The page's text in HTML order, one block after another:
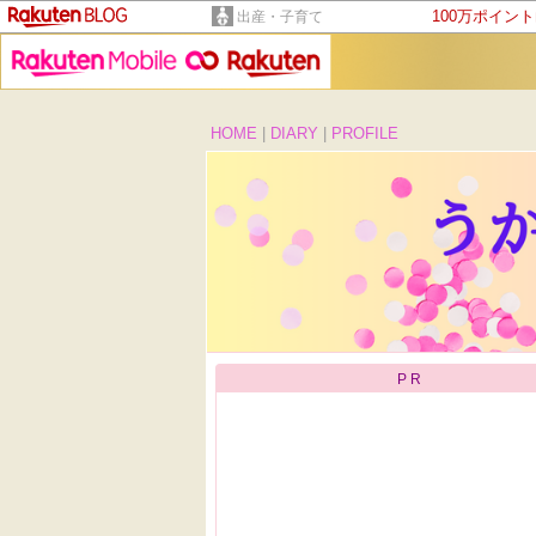
出産・子育て 100万ポイン
HOME
DIARY PROFILE
PR